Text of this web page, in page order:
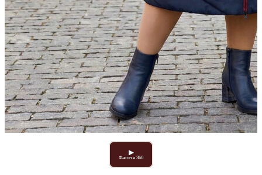
▶
Фасон в 360